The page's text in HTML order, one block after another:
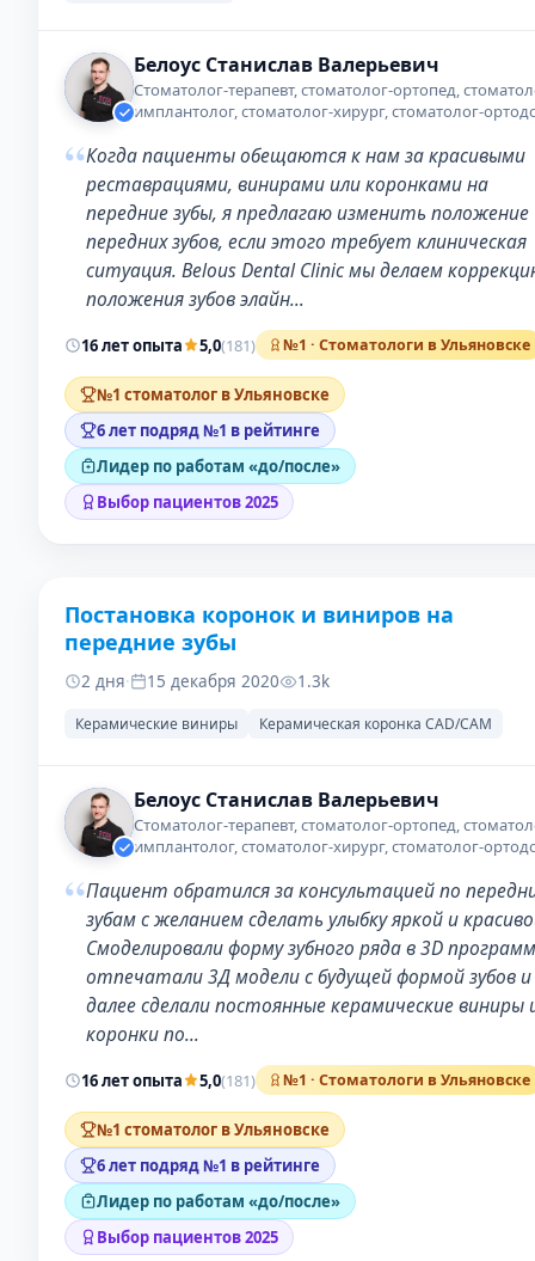
Белоус Станислав Валерьевич
Стоматолог-терапевт, стоматолог-ортопед,
имплантолог, стоматолог-хирург, стоматолог-
“Когда пациенты обещаются к нам за красивыми
реставрациями, винирами или коронками на
передние зубы, я предлагаю изменить положение
передних зубов, если этого требует клиническая
ситуация. Belous Dental Clinic мы делаем
положения зубов элайн…
16 лет опыта 5,0(181) №1 · Стоматологи в Ульяновске
№1 стоматолог в Ульяновске
6 лет подряд №1 в рейтинге
Лидер по работам «до/после»
Выбор пациентов 2025
ДО
Постановка коронок и виниров на
передние зубы
2 дня· 15 декабря 2020 1.3k
Керамические виниры Керамическая коронка CAD/CAM
Белоус Станислав Валерьевич
Стоматолог-терапевт, стоматолог-ортопед,
имплантолог, стоматолог-хирург, стоматолог-
“Пациент обратился за консультацией по
зубам с желанием сделать улыбку яркой и
Смоделировали форму зубного ряда в 3D
отпечатали 3Д модели с будущей формой зубов и
далее сделали постоянные керамические виниры
коронки по…
16 лет опыта 5,0(181) №1 · Стоматологи в Ульяновске
№1 стоматолог в Ульяновске
6 лет подряд №1 в рейтинге
Лидер по работам «до/после»
Выбор пациентов 2025